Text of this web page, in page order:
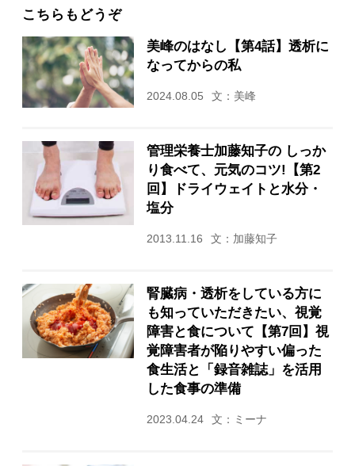
こちらもどうぞ
美峰のはなし【第4話】透析に
なってからの私
2024.08.05 文：美峰
管理栄養士加藤知子の しっか
り食べて、元気のコツ!【第2
回】ドライウェイトと水分・
塩分
2013.11.16 文：加藤知子
腎臓病・透析をしている方に
も知っていただきたい、視覚
障害と食について【第7回】視
覚障害者が陥りやすい偏った
食生活と「録音雑誌」を活用
した食事の準備
2023.04.24 文：ミーナ